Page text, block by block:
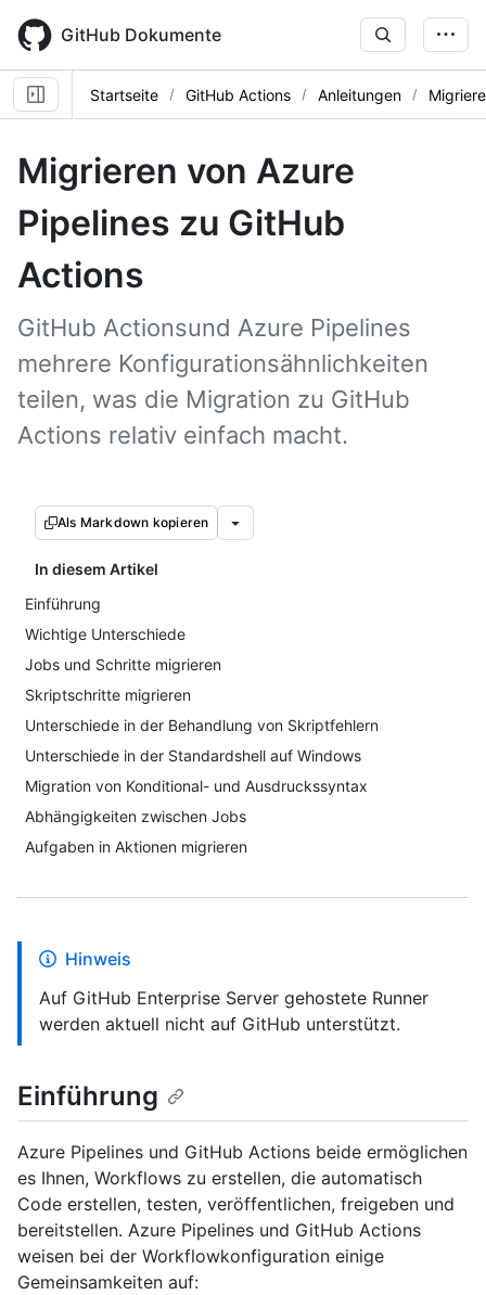
main
content
GitHub Dokumente
Startseite GitHub Actions Anleitungen
Migrieren von Azure
Pipelines zu GitHub
Actions
GitHub Actionsund Azure Pipelines
mehrere Konfigurationsähnlichkeiten
teilen, was die Migration zu GitHub
Actions relativ einfach macht.
Als Markdown kopieren
In diesem Artikel
Einführung
Wichtige Unterschiede
Jobs und Schritte migrieren
Skriptschritte migrieren
Unterschiede in der Behandlung von Skriptfehlern
Unterschiede in der Standardshell auf Windows
Migration von Konditional- und Ausdruckssyntax
Abhängigkeiten zwischen Jobs
Aufgaben in Aktionen migrieren
Hinweis
Auf GitHub Enterprise Server gehostete Runner
werden aktuell nicht auf GitHub unterstützt.
Einführung
Azure Pipelines und GitHub Actions beide ermöglichen
es Ihnen, Workflows zu erstellen, die automatisch
Code erstellen, testen, veröffentlichen, freigeben und
bereitstellen. Azure Pipelines und GitHub Actions
weisen bei der Workflowkonfiguration einige
Gemeinsamkeiten auf: